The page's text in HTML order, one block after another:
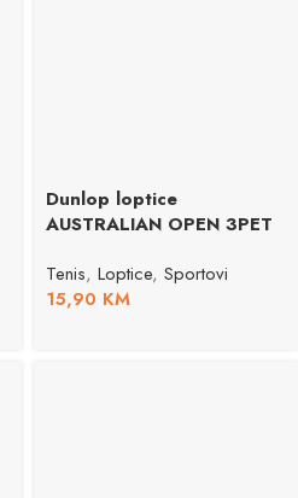
Dunlop loptice
AUSTRALIAN OPEN 3PET
Tenis, Loptice, Sportovi
15,90 KM